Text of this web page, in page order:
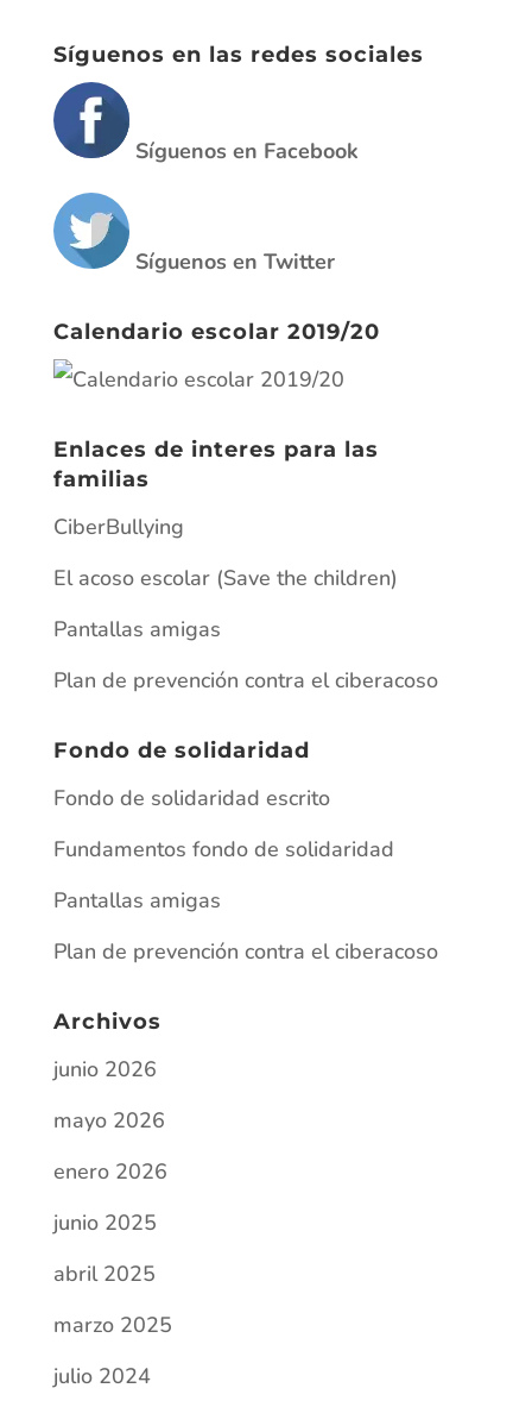
Síguenos en las redes sociales
Síguenos en Facebook
Síguenos en Twitter
Calendario escolar 2019/20
Enlaces de interes para las
familias
CiberBullying
El acoso escolar (Save the children)
Pantallas amigas
Plan de prevención contra el ciberacoso
Fondo de solidaridad
Fondo de solidaridad escrito
Fundamentos fondo de solidaridad
Pantallas amigas
Plan de prevención contra el ciberacoso
Archivos
junio 2026
mayo 2026
enero 2026
junio 2025
abril 2025
marzo 2025
julio 2024